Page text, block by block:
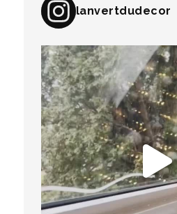
lanvertdudecor